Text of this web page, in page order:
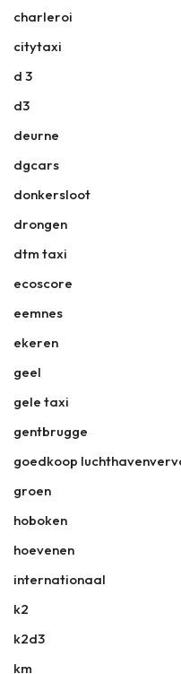
charleroi
citytaxi
d 3
d3
deurne
dgcars
donkersloot
drongen
dtm taxi
ecoscore
eemnes
ekeren
geel
gele taxi
gentbrugge
goedkoop
groen
hoboken
hoevenen
internationaal
k2
k2d3
km